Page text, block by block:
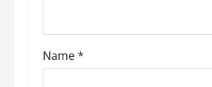
o
n
Name*